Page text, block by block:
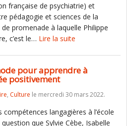
française de psychiatrie) et
pédagogie et sciences de la
promenade à laquelle Philippe
c’est le… Lire la suite
pour apprendre à
positivement
, Culture le mercredi 30 mars 2022.
langagières à l’école
que Sylvie Cèbe, Isabelle